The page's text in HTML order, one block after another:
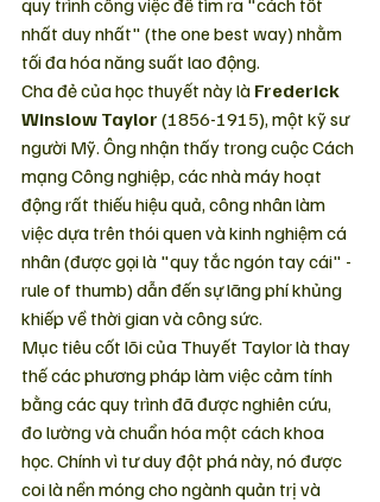
quy trình công việc để tìm ra "cách tốt
nhất duy nhất" (the one best way) nhằm
tối đa hóa năng suất lao động.
Cha đẻ của học thuyết này là Frederick
Winslow Taylor (1856-1915), một kỹ sư
người Mỹ. Ông nhận thấy trong cuộc Cách
mạng Công nghiệp, các nhà máy hoạt
động rất thiếu hiệu quả, công nhân làm
việc dựa trên thói quen và kinh nghiệm cá
nhân (được gọi là "quy tắc ngón tay cái" -
rule of thumb) dẫn đến sự lãng phí khủng
khiếp về thời gian và công sức.
Mục tiêu cốt lõi của Thuyết Taylor là thay
thế các phương pháp làm việc cảm tính
bằng các quy trình đã được nghiên cứu,
đo lường và chuẩn hóa một cách khoa
học. Chính vì tư duy đột phá này, nó được
coi là nền móng cho ngành quản trị và